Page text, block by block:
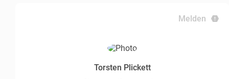
Melden
Torsten Plickett